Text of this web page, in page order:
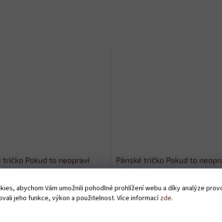
abychom Vám umožnili pohodlné prohlížení webu a díky analýze
jeho funkce, výkon a použitelnost. Více informacízde.
tričko Pokud to neopraví
Skladem
Pánské tričko Pokud to
děda - černé